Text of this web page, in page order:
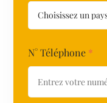
N° Téléphone *